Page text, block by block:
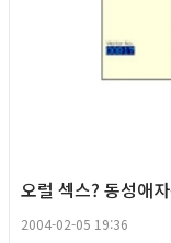
오럴 섹스? 동성애
2004-02-05 19:36